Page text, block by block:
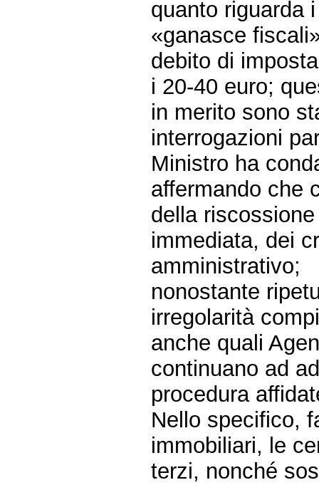
quanto riguarda
«ganasce
debito di
i 20-40 euro;
in merito sono
interrogazioni
Ministro ha
affermando che
della
immediata, dei
amministrativo;
nonostante
irregolarità
anche quali
continuano ad
procedura
Nello specifico,
immobiliari, le
terzi, nonché